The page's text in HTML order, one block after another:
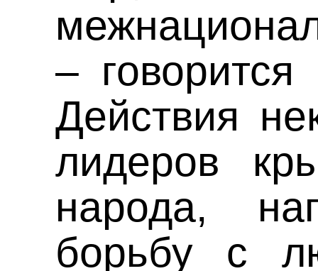
–
Действия
лидеров
народа,
борьбу с